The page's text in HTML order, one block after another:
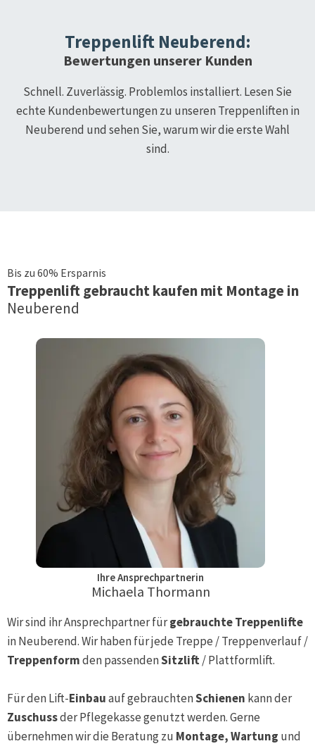
Treppenlift Neuberend:
Bewertungen unserer Kunden
Schnell. Zuverlässig. Problemlos installiert. Lesen Sie
echte Kundenbewertungen zu unseren Treppenliften in
Neuberend und sehen Sie, warum wir die erste Wahl
sind.
Bis zu 60% Ersparnis
Treppenliftgebraucht kaufen mit Montage in
Neuberend
Ihre Ansprechpartnerin
Michaela Thormann
Wir sind ihr Ansprechpartner fürgebrauchte Treppenlifte
inNeuberend. Wir haben für jede Treppe / Treppenverlauf /
Treppenformden passendenSitzlift/ Plattformlift.
Für den Lift-Einbauauf gebrauchtenSchienen kann der
Zuschussder Pflegekasse genutzt werden. Gerne
übernehmen wir die Beratung zu Montage, Wartung und